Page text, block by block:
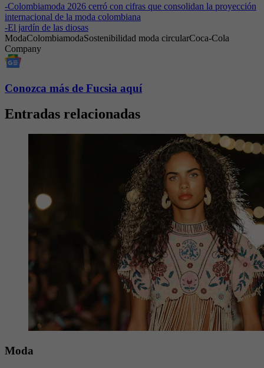
-Colombiamoda 2026 cerró con cifras que consolidan la proyección
internacional de la moda colombiana
-El jardín de las diosas
ModaColombiamodaSostenibilidad moda circularCoca-Cola
Company
Conozca más de Fucsia aquí
Entradas relacionadas
Moda